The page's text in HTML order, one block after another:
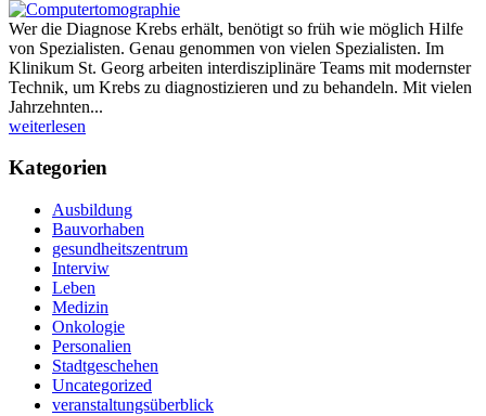
Wer die Diagnose Krebs erhält, benötigt so früh wie möglich Hilfe
von Spezialisten. Genau genommen von vielen Spezialisten. Im
Klinikum St. Georg arbeiten interdisziplinäre Teams mit modernster
Technik, um Krebs zu diagnostizieren und zu behandeln. Mit vielen
Jahrzehnten...
weiterlesen
Kategorien
Ausbildung
Bauvorhaben
gesundheitszentrum
Interviw
Leben
Medizin
Onkologie
Personalien
Stadtgeschehen
Uncategorized
veranstaltungsüberblick